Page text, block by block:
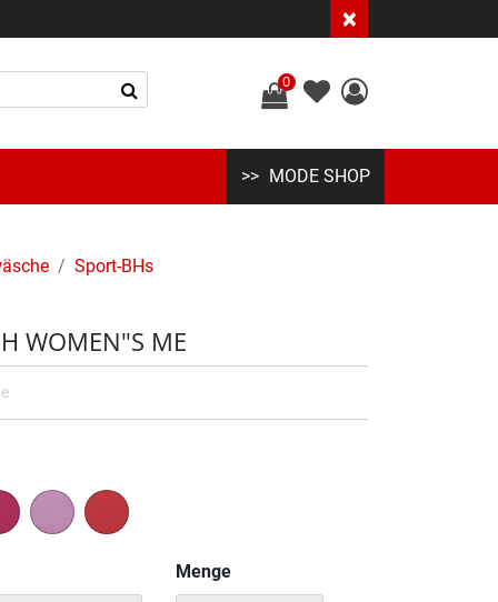
×
0
MODE SHOP
Sport-BHs
WOMEN"S ME
Menge